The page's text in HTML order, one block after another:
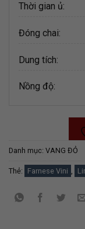
Thời gian ủ:
Đóng chai:
Dung tích:
Nồng độ:
Danh mục: VANG ĐỎ
Thẻ: Farnese Vini ,